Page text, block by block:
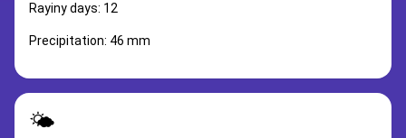
Rayiny days: 12
Precipitation: 46 mm
🌤️